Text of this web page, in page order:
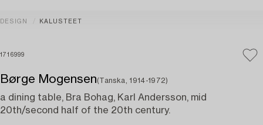
DESIGN KALUSTEET
1716999
Børge Mogensen(Tanska, 1914-1972)
a dining table, Bra Bohag, Karl Andersson, mid
20th/second half of the 20th century.